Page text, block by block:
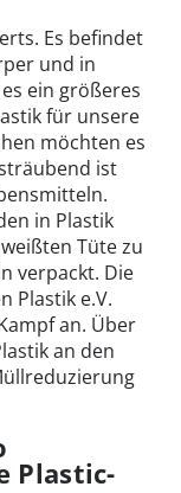
Es befindet
und in
ein größeres
für unsere
möchten es
ist
in Plastik
Tüte zu
verpackt. Die
Plastik e.V.
an. Über
an den
Plastic-